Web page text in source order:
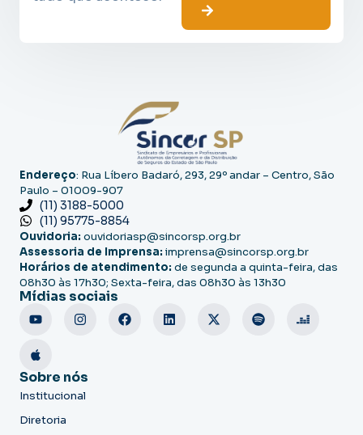
Endereço: Rua Líbero Badaró, 293, 29º andar – Centro, São
Paulo – 01009-907
(11) 3188-5000
(11) 95775-8854
Ouvidoria: ouvidoriasp@sincorsp.org.br
Assessoria de Imprensa: imprensa@sincorsp.org.br
Horários de atendimento: de segunda a quinta-feira, das
08h30 às 17h30; Sexta-feira, das 08h30 às 13h30
Mídias sociais
Sobre nós
Institucional
Diretoria